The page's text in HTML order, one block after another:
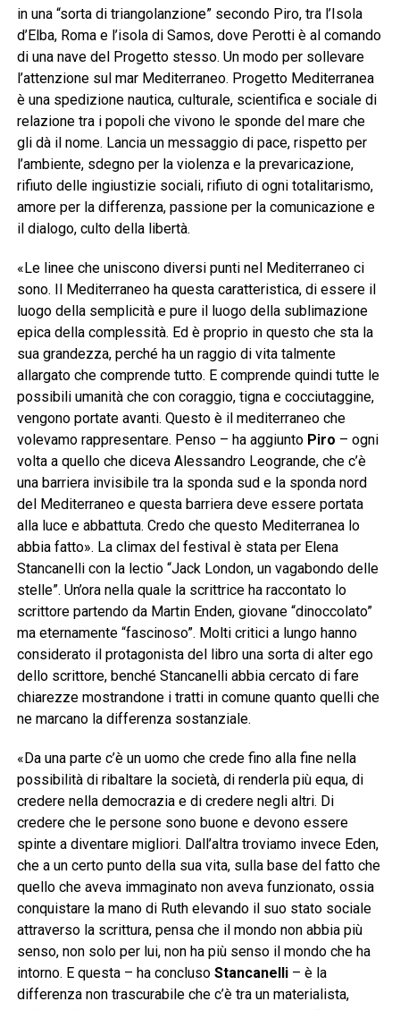
in una “sorta di triangolanzione” secondo Piro, tra l’Isola
d’Elba, Roma e l’isola di Samos, dove Perotti è al comando
di una nave del Progetto stesso. Un modo per sollevare
l’attenzione sul mar Mediterraneo. Progetto Mediterranea
è una spedizione nautica, culturale, scientifica e sociale di
relazione tra i popoli che vivono le sponde del mare che
gli dà il nome. Lancia un messaggio di pace, rispetto per
l’ambiente, sdegno per la violenza e la prevaricazione,
rifiuto delle ingiustizie sociali, rifiuto di ogni totalitarismo,
amore per la differenza, passione per la comunicazione e
il dialogo, culto della libertà.
«Le linee che uniscono diversi punti nel Mediterraneo ci
sono. Il Mediterraneo ha questa caratteristica, di essere il
luogo della semplicità e pure il luogo della sublimazione
epica della complessità. Ed è proprio in questo che sta la
sua grandezza, perché ha un raggio di vita talmente
allargato che comprende tutto. E comprende quindi tutte le
possibili umanità che con coraggio, tigna e cocciutaggine,
vengono portate avanti. Questo è il mediterraneo che
volevamo rappresentare. Penso – ha aggiunto Piro – ogni
volta a quello che diceva Alessandro Leogrande, che c’è
una barriera invisibile tra la sponda sud e la sponda nord
del Mediterraneo e questa barriera deve essere portata
alla luce e abbattuta. Credo che questo Mediterranea lo
abbia fatto». La climax del festival è stata per Elena
Stancanelli con la lectio “Jack London, un vagabondo delle
stelle”. Un’ora nella quale la scrittrice ha raccontato lo
scrittore partendo da Martin Enden, giovane “dinoccolato”
ma eternamente “fascinoso”. Molti critici a lungo hanno
considerato il protagonista del libro una sorta di alter ego
dello scrittore, benché Stancanelli abbia cercato di fare
chiarezze mostrandone i tratti in comune quanto quelli che
ne marcano la differenza sostanziale.
«Da una parte c’è un uomo che crede fino alla fine nella
possibilità di ribaltare la società, di renderla più equa, di
credere nella democrazia e di credere negli altri. Di
credere che le persone sono buone e devono essere
spinte a diventare migliori. Dall’altra troviamo invece Eden,
che a un certo punto della sua vita, sulla base del fatto che
quello che aveva immaginato non aveva funzionato, ossia
conquistare la mano di Ruth elevando il suo stato sociale
attraverso la scrittura, pensa che il mondo non abbia più
senso, non solo per lui, non ha più senso il mondo che ha
intorno. E questa – ha concluso Stancanelli– è la
differenza non trascurabile che c’è tra un materialista,